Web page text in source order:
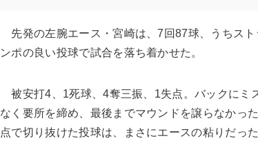
先発の左腕エース・宮崎は、7回87球、うちス
ンポの良い投球で試合を落ち着かせた。
被安打4、1死球、4奪三振、1失点。バックにミ
なく要所を締め、最後までマウンドを譲らなかっ
点で切り抜けた投球は、まさにエースの粘りだった